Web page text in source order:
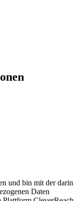
und bin mit der darin
Daten